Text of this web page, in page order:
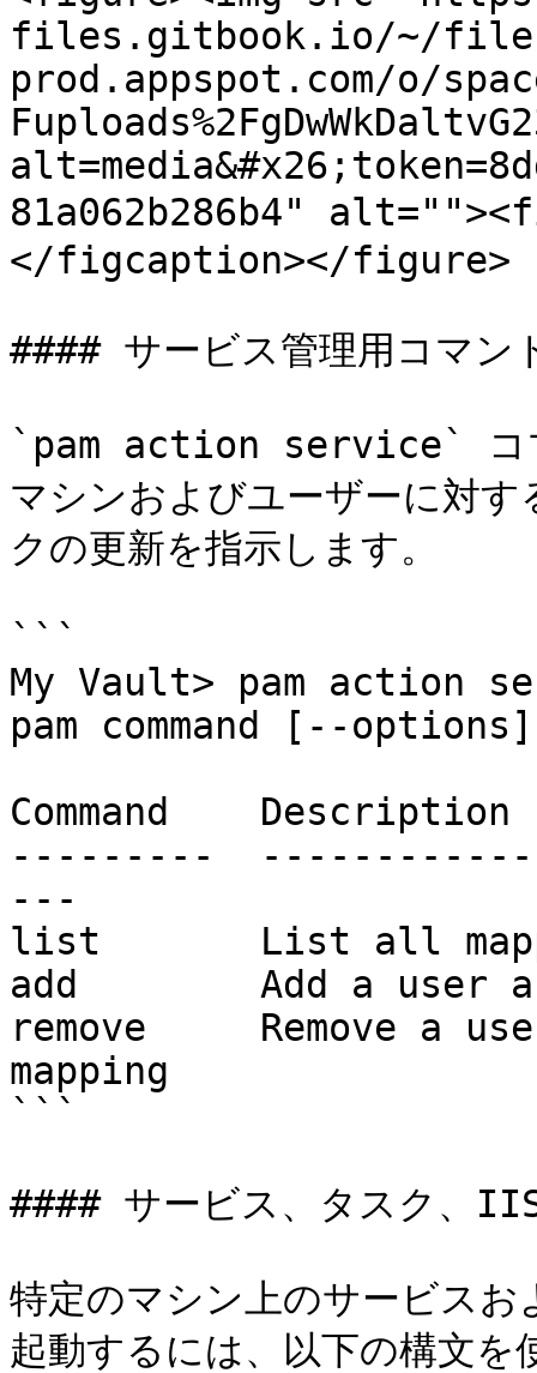
files.gitbook.io/~/
prod.appspot.com/o/
81a062b286b4"
</figcaption></figure>
#### サービス管理用コマン
`pam action service` コマ
マシンおよびユーザーに対
クの更新を指示します。
```
My Vault> pam action
pam command [--options]
Command    Description
---------
---
list       List all
add        Add a user
remove     Remove a
mapping
```
#### サービス、タスク、
特定のマシン上のサービス
起動するには、以下の構文を